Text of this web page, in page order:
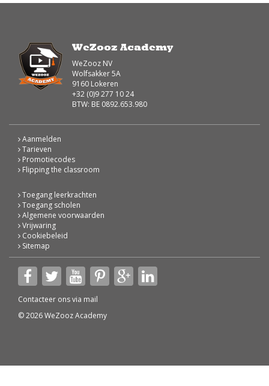
WeZooz Academy
WeZooz NV
Wolfsakker 5A
9160 Lokeren
+32 (0)9 277 10 24
BTW: BE 0892.653.980
Aanmelden
Tarieven
Promotiecodes
Flipping the classroom
Toegang leerkrachten
Toegang scholen
Algemene voorwaarden
Vrijwaring
Cookiebeleid
Sitemap
Contacteer ons via mail
© 2026 WeZooz Academy